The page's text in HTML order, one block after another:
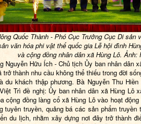
Quốc Thành - Phó Cục Trưởng Cục Di sản
văn hóa phi vật thể quốc gia Lễ hội đình
và cộng đồng nhân dân xã Hùng Lô.Ảnh:
Nguyễn Hữu Ích - Chủ tịch Ủy ban nhân dân
trở thành nhu cầu không thể thiếu trong đời
du khách thập phương. Bà Nguyễn Thu
Trì đề nghị: Ủy ban nhân dân xã Hùng Lô
cộng đồng làng cổ xã Hùng Lô vào hoạt
tuyên truyền, quảng bá các sản phẩm truyền
du lịch, nhằm xây dựng nơi đây trở thành